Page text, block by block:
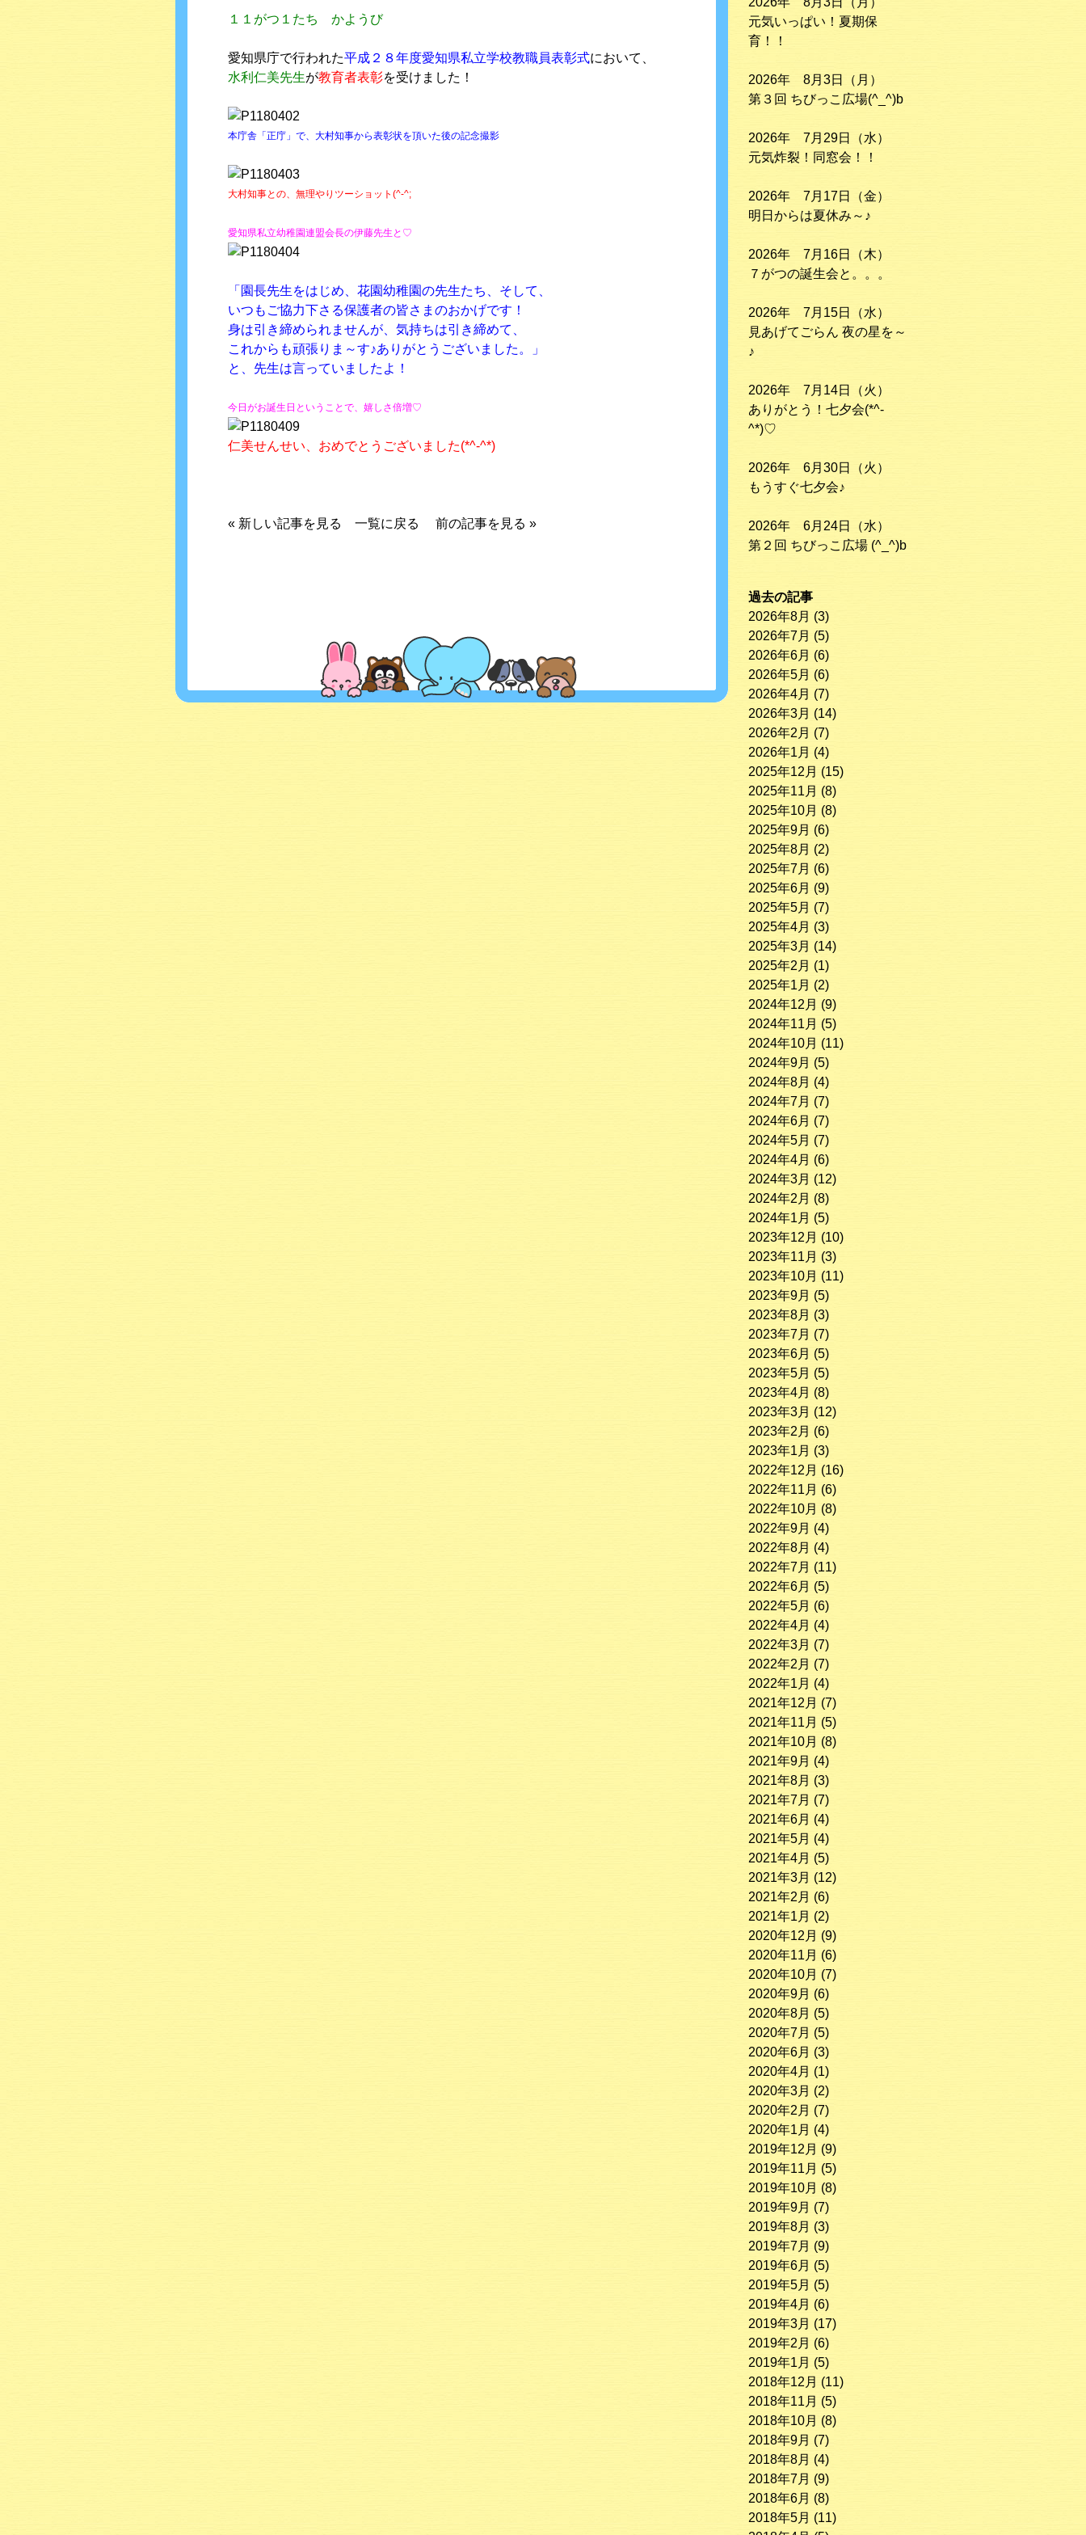
１１がつ１たち かようび
愛知県庁で行われた平成２８年度愛知県私立学校教職員表彰式において、
水利仁美先生が教育者表彰を受けました！
本庁舎「正庁」で、大村知事から表彰状を頂いた後の記念撮影
大村知事との、無理やりツーショット(^-^;
愛知県私立幼稚園連盟会長の伊藤先生と♡
「園長先生をはじめ、花園幼稚園の先生たち、そして、
いつもご協力下さる保護者の皆さまのおかげです！
身は引き締められませんが、気持ちは引き締めて、
これからも頑張りま～す♪ありがとうございました。」
と、先生は言っていましたよ！
今日がお誕生日ということで、嬉しさ倍増♡
仁美せんせい、おめでとうございました(*^-^*)
« 新しい記事を見る 一覧に戻る 前の記事を見る »
元気いっぱい！夏期保
育！！
2026年 8月3日（月）
第３回 ちびっこ広場(^_^)b
2026年 7月29日（水）
元気炸裂！同窓会！！
2026年 7月17日（金）
明日からは夏休み～♪
2026年 7月16日（木）
７がつの誕生会と。。。
2026年 7月15日（水）
見あげてごらん 夜の星を～
♪
2026年 7月14日（火）
ありがとう！七夕会(*^-
^*)♡
2026年 6月30日（火）
もうすぐ七夕会♪
2026年 6月24日（水）
第２回 ちびっこ広場 (^_^)b
過去の記事
2026年8月 (3)
2026年7月 (5)
2026年6月 (6)
2026年5月 (6)
2026年4月 (7)
2026年3月 (14)
2026年2月 (7)
2026年1月 (4)
2025年12月 (15)
2025年11月 (8)
2025年10月 (8)
2025年9月 (6)
2025年8月 (2)
2025年7月 (6)
2025年6月 (9)
2025年5月 (7)
2025年4月 (3)
2025年3月 (14)
2025年2月 (1)
2025年1月 (2)
2024年12月 (9)
2024年11月 (5)
2024年10月 (11)
2024年9月 (5)
2024年8月 (4)
2024年7月 (7)
2024年6月 (7)
2024年5月 (7)
2024年4月 (6)
2024年3月 (12)
2024年2月 (8)
2024年1月 (5)
2023年12月 (10)
2023年11月 (3)
2023年10月 (11)
2023年9月 (5)
2023年8月 (3)
2023年7月 (7)
2023年6月 (5)
2023年5月 (5)
2023年4月 (8)
2023年3月 (12)
2023年2月 (6)
2023年1月 (3)
2022年12月 (16)
2022年11月 (6)
2022年10月 (8)
2022年9月 (4)
2022年8月 (4)
2022年7月 (11)
2022年6月 (5)
2022年5月 (6)
2022年4月 (4)
2022年3月 (7)
2022年2月 (7)
2022年1月 (4)
2021年12月 (7)
2021年11月 (5)
2021年10月 (8)
2021年9月 (4)
2021年8月 (3)
2021年7月 (7)
2021年6月 (4)
2021年5月 (4)
2021年4月 (5)
2021年3月 (12)
2021年2月 (6)
2021年1月 (2)
2020年12月 (9)
2020年11月 (6)
2020年10月 (7)
2020年9月 (6)
2020年8月 (5)
2020年7月 (5)
2020年6月 (3)
2020年4月 (1)
2020年3月 (2)
2020年2月 (7)
2020年1月 (4)
2019年12月 (9)
2019年11月 (5)
2019年10月 (8)
2019年9月 (7)
2019年8月 (3)
2019年7月 (9)
2019年6月 (5)
2019年5月 (5)
2019年4月 (6)
2019年3月 (17)
2019年2月 (6)
2019年1月 (5)
2018年12月 (11)
2018年11月 (5)
2018年10月 (8)
2018年9月 (7)
2018年8月 (4)
2018年7月 (9)
2018年6月 (8)
2018年5月 (11)